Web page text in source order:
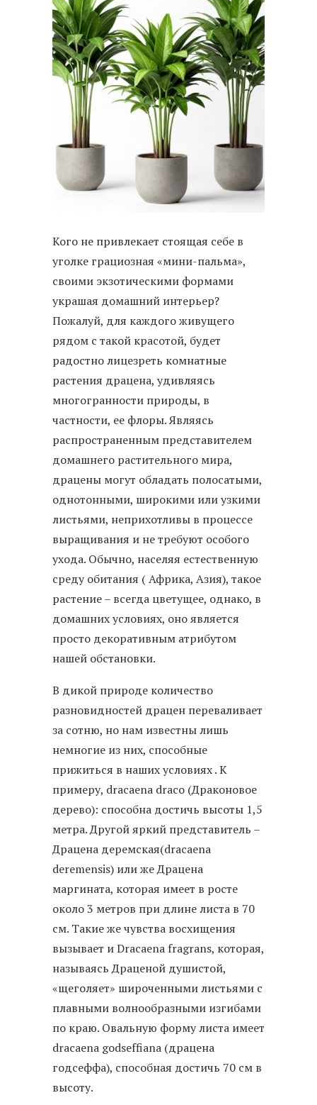
Кого не привлекает стоящая себе в
уголке грациозная «мини-пальма»,
своими экзотическими формами
украшая домашний интерьер?
Пожалуй, для каждого живущего
рядом с такой красотой, будет
радостно лицезреть комнатные
растения драцена, удивляясь
многогранности природы, в
частности, ее флоры. Являясь
распространенным представителем
домашнего растительного мира,
драцены могут обладать полосатыми,
однотонными, широкими или узкими
листьями, неприхотливы в процессе
выращивания и не требуют особого
ухода. Обычно, населяя естественную
среду обитания ( Африка, Азия), такое
растение – всегда цветущее, однако, в
домашних условиях, оно является
просто декоративным атрибутом
нашей обстановки.
В дикой природе количество
разновидностей драцен переваливает
за сотню, но нам известны лишь
немногие из них, способные
прижиться в наших условиях . К
примеру, dracaena draco (Драконовое
дерево): способна достичь высоты 1,5
метра. Другой яркий представитель –
Драцена деремская(dracaena
deremensis) или же Драцена
маргината, которая имеет в росте
около 3 метров при длине листа в 70
см. Такие же чувства восхищения
вызывает и Dracaena fragrans, которая,
называясь Драценой душистой,
«щеголяет» широченными листьями с
плавными волнообразными изгибами
по краю. Овальную форму листа имеет
dracaena godseffiana (драцена
годсеффа), способная достичь 70 см в
высоту.